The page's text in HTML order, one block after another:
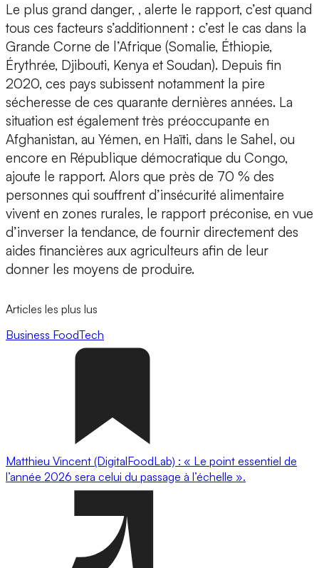
Le plus grand danger, , alerte le rapport, c’est quand
tous ces facteurs s’additionnent : c’est le cas dans la
Grande Corne de l’Afrique (Somalie, Éthiopie,
Érythrée, Djibouti, Kenya et Soudan). Depuis fin
2020, ces pays subissent notamment la pire
sécheresse de ces quarante dernières années. La
situation est également très préoccupante en
Afghanistan, au Yémen, en Haïti, dans le Sahel, ou
encore en République démocratique du Congo,
ajoute le rapport. Alors que près de 70 % des
personnes qui souffrent d’insécurité alimentaire
vivent en zones rurales, le rapport préconise, en vue
d’inverser la tendance, de fournir directement des
aides financières aux agriculteurs afin de leur
donner les moyens de produire.
Articles les plus lus
Business FoodTech
Matthieu Vincent (DigitalFoodLab) : « Le point essentiel de
l’année 2026 sera celui du passage à l’échelle ».